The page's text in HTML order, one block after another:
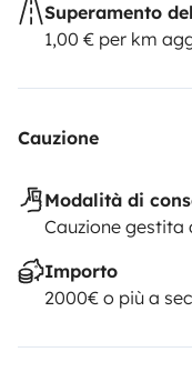
Superamento
1,00 € per km
Cauzione
Modalità di
Cauzione gestita
Importo
2000€ o più a